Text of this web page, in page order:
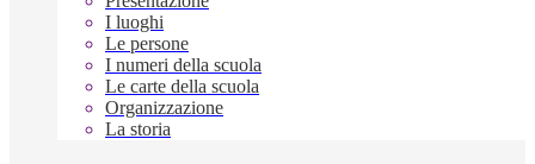
I luoghi
Le persone
I numeri della scuola
Le carte della scuola
Organizzazione
La storia